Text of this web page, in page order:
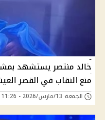
خالد منتصر يستشهد
منع النقاب في القصر
الجمعة 13/مارس/2026 - 11:26 م